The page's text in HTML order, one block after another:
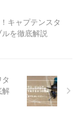
キャプテンスタ
を徹底解説
解